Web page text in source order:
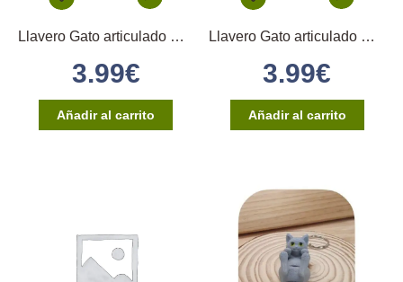
Llavero Gato articulado Gris Oscuro y Blanco
3.99€
Añadir al carrito
Llavero Gato articulado Negro
3.99€
Añadir al carrito